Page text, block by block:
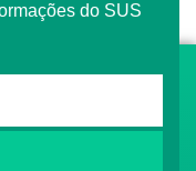
do SUS